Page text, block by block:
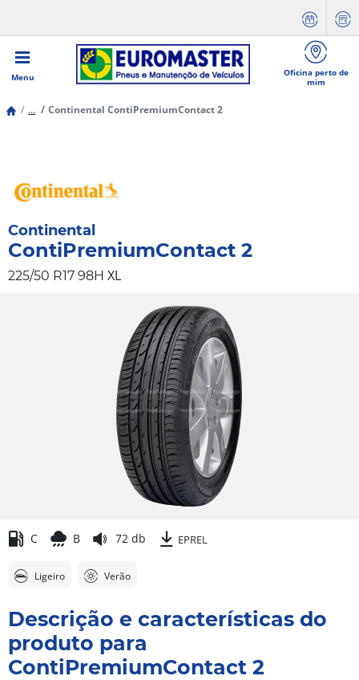
Menu
Oficina perto de
mim
... Continental ContiPremiumContact 2
Continental
ContiPremiumContact 2
225/50 R17 98H XL
C B 72 db EPREL
Ligeiro Verão
Descrição e características do
produto para
ContiPremiumContact 2